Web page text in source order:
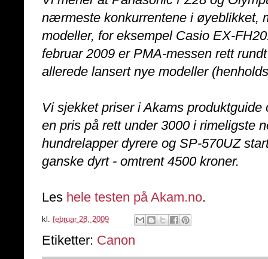
nærmeste konkurrentene i øyeblikket,
modeller, for eksempel Casio EX-
februar 2009 er PMA-messen rett
allerede lansert nye modeller
Vi sjekket priser i Akams
en pris på rett under 3000 i rimeligste
hundrelapper dyrere og SP-570UZ
ganske dyrt - omtrent 4500 kroner.
Les hele testen på Akam.no.
kl. februar 28, 2009
Etiketter: Canon